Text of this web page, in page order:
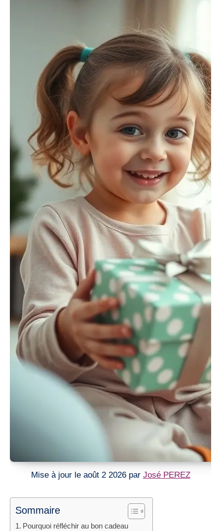
Mise à jour le août 2 2026 par José PEREZ
Sommaire
Pourquoi réfléchir au bon cadeau